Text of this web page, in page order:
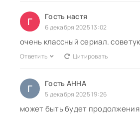
Г Гость настя
6 декабря 2025 13:02
очень классный сериал.
Ответить Цитировать
Г Гость АННА
5 декабря 2025 19:26
может быть будет продолжения